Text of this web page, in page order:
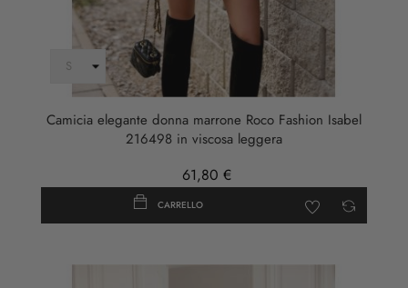
Camicia elegante donna marrone Roco Fashion Isabel
216498 in viscosa leggera
61,80 €
CARRELLO